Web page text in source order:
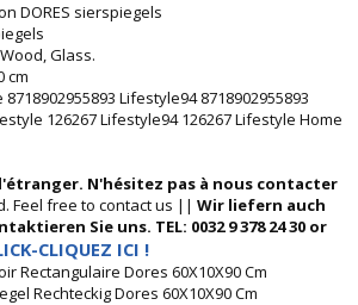
DORES sierspiegels
Glass.
cm
Lifestyle94 8718902955893
126267 Lifestyle94 126267 Lifestyle Home
N'hésitez pas à nous contacter
Feel free to contact us || Wir liefern auch
Sie uns. TEL: 0032 9 378 24 30 or
CLIQUEZ ICI !
Rectangulaire Dores 60X10X90 Cm
Rechteckig Dores 60X10X90 Cm